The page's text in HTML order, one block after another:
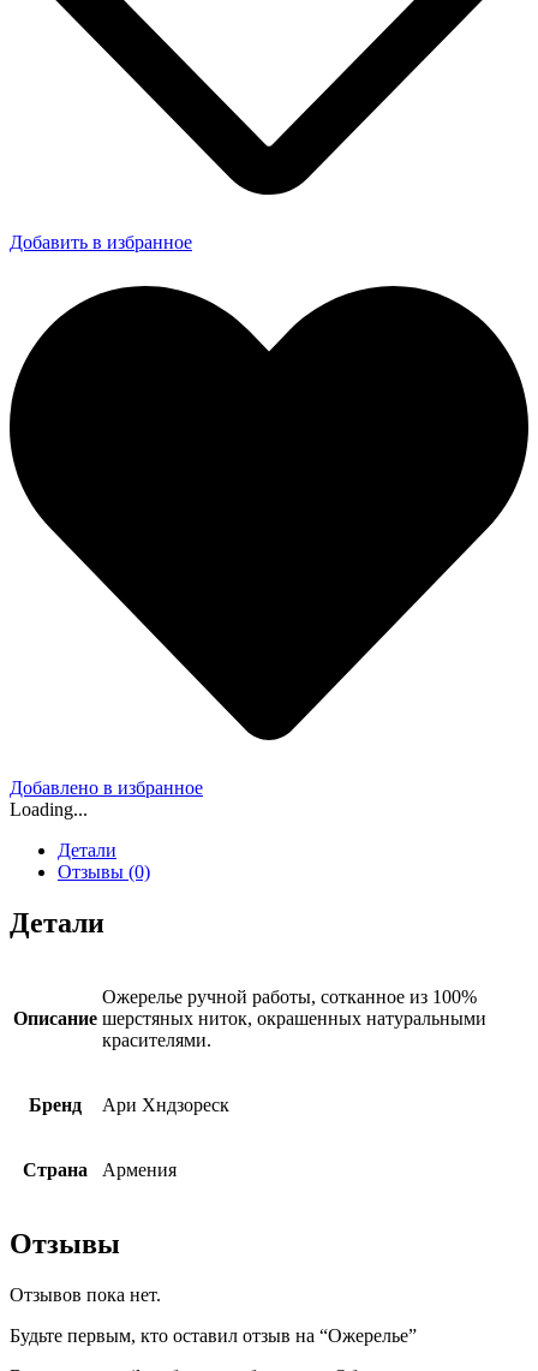
Добавить в избранное
Добавлено в избранное
Loading...
Детали
Отзывы (0)
Детали
Описание
Ожерелье ручной работы, сотканное из 100%
шерстяных ниток, окрашенных натуральными
красителями.
Бренд Ари Хндзореск
Страна Армения
Отзывы
Отзывов пока нет.
Будьте первым, кто оставил отзыв на “Ожерелье”